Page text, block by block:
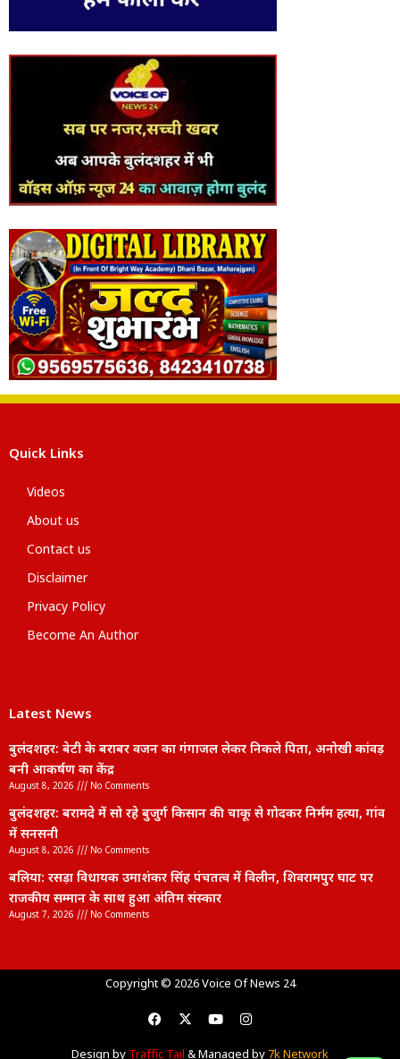
Quick Links
Videos
About us
Contact us
Disclaimer
Privacy Policy
Become An Author
Latest News
बुलंदशहर: बेटी के बराबर वजन का गंगाजल लेकर निकले पिता, अनोखी कांवड़
बनी आकर्षण का केंद्र
August 8, 2026 No Comments
बुलंदशहर: बरामदे में सो रहे बुजुर्ग किसान की चाकू से गोदकर निर्मम हत्या, गांव
में सनसनी
August 8, 2026 No Comments
बलिया: रसड़ा विधायक उमाशंकर सिंह पंचतत्व में विलीन, शिवरामपुर घाट पर
राजकीय सम्मान के साथ हुआ अंतिम संस्कार
August 7, 2026 No Comments
Copyright © 2026 Voice Of News 24
Design by Traffic Tail & Managed by 7k Network